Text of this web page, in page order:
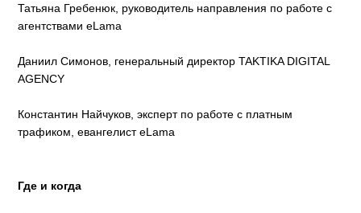
Татьяна Гребенюк, руководитель направления по работе с
агентствами eLama
Даниил Симонов, генеральный директор TAKTIKA DIGITAL
AGENCY
Константин Найчуков, эксперт по работе с платным
трафиком, евангелист eLama
Где и когда